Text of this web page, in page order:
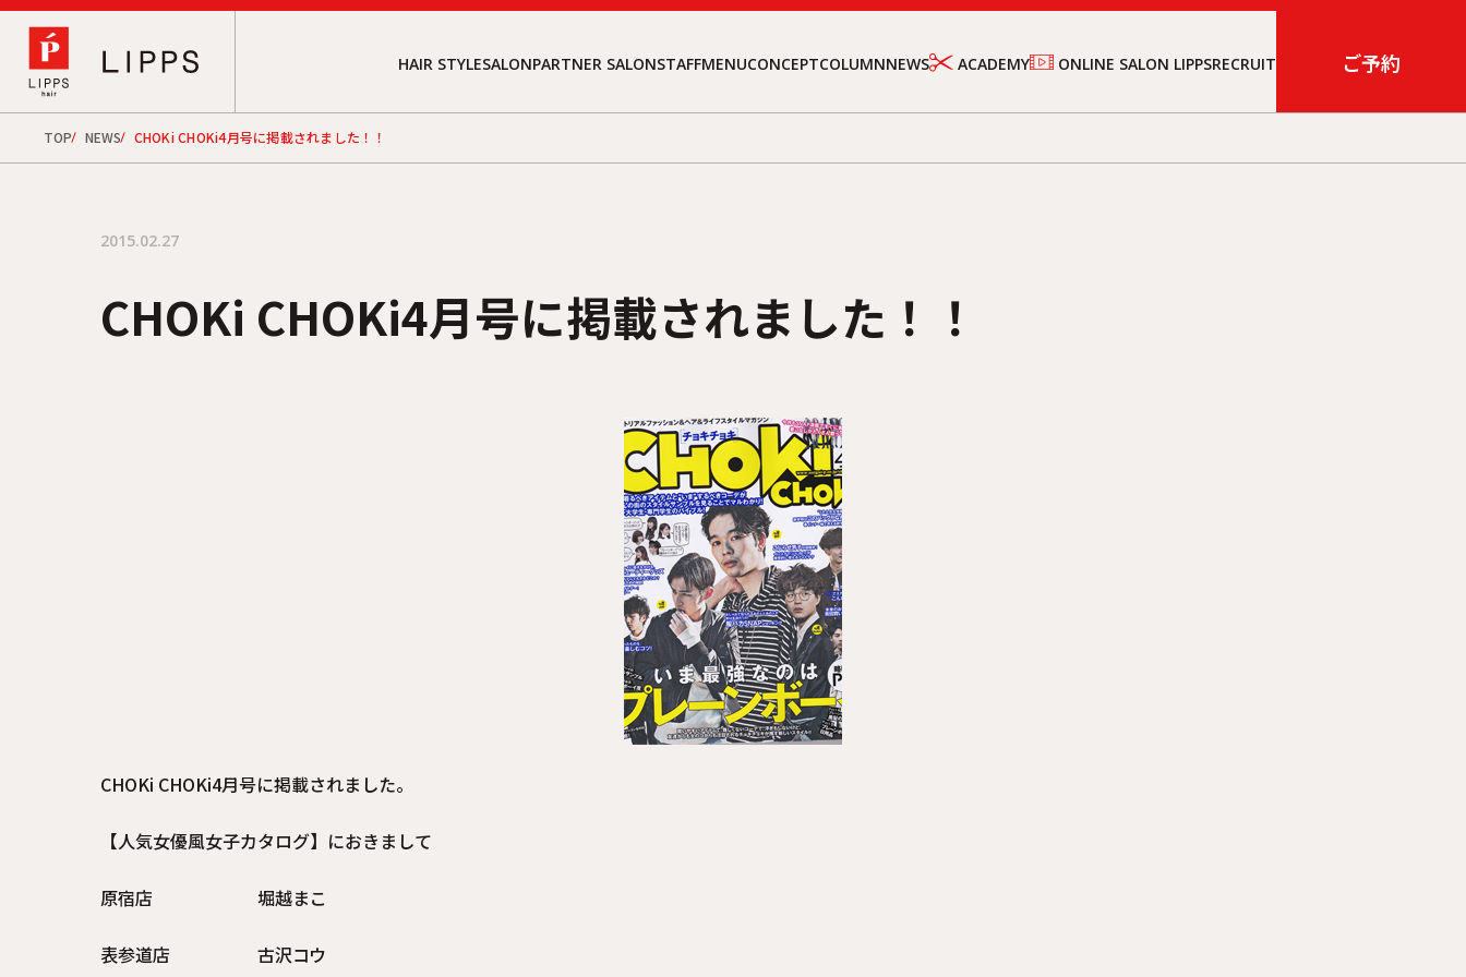
HAIR STYLESALONPARTNER SALONSTAFFMENUCONCEPTCOLUMNNEWS ACADEMY ONLINE SALON LIPPSRECRUIT ご予約
TOP NEWS CHOKi CHOKi4月号に掲載されました！！
2015.02.27
CHOKi CHOKi4月号に掲載されました！！
CHOKi CHOKi4月号に掲載されました。
【人気女優風女子カタログ】におきまして
原宿店 堀越まこ
表参道店 古沢コウ